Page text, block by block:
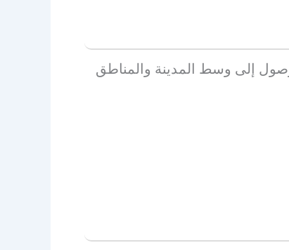
إلى وسط المدينة والمناطق